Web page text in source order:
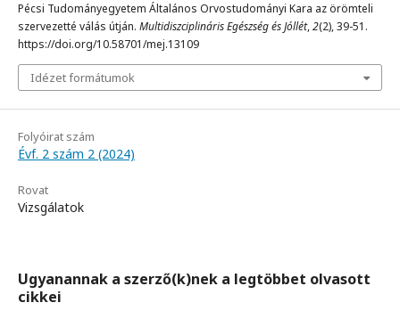
Pécsi Tudományegyetem Általános Orvostudományi Kara az örömteli
szervezetté válás útján. Multidiszciplináris Egészség és Jóllét,2(2), 39-51.
https://doi.org/10.58701/mej.13109
Idézet formátumok
Folyóirat szám
Évf. 2 szám 2 (2024)
Rovat
Vizsgálatok
Ugyanannak a szerző(k)nek a legtöbbet olvasott
cikkei